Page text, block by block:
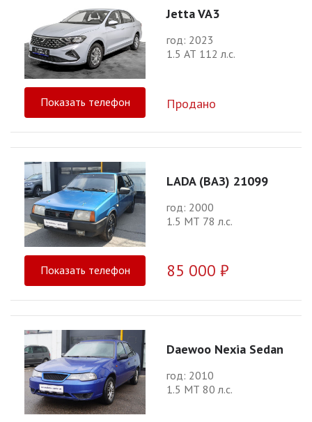
Jetta VA3
год: 2023
1.5 АТ 112 л.с.
Показать телефон Продано
LADA (ВАЗ) 21099
год: 2000
1.5 МТ 78 л.с.
Показать телефон 85 000 ₽
Daewoo Nexia Sedan
год: 2010
1.5 МТ 80 л.с.